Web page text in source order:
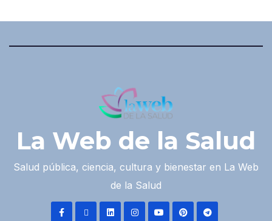
La Web de la Salud
Salud pública, ciencia, cultura y bienestar en La Web
de la Salud